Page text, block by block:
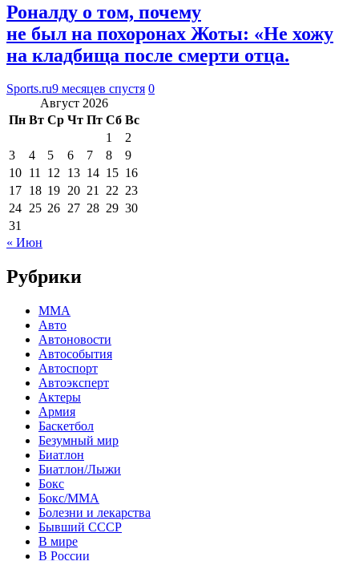
Роналду о том, почему
не был на похоронах Жоты: «Не хожу
на кладбища после смерти отца.
Sports.ru9 месяцев спустя 0
Август 2026
Пн Вт Ср Чт Пт Сб Вс
1
2
3
4 5 6 7 8
9
10 11 12 13 14 15 16
17 18 19 20 21 22 23
24 25 26 27 28 29 30
31
« Июн
Рубрики
MMA
Авто
Автоновости
Автособытия
Автоспорт
Автоэксперт
Актеры
Армия
Баскетбол
Безумный мир
Биатлон
Биатлон/Лыжи
Бокс
Бокс/MMA
Болезни и лекарства
Бывший СССР
В мире
В России